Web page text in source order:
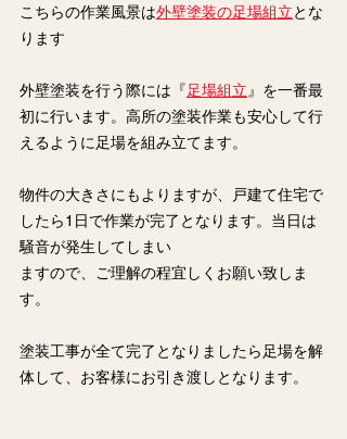
こちらの作業風景は外壁塗装の足場組立とな
ります
外壁塗装を行う際には『足場組立 』を一番最
初に行います。高所の塗装作業も安心して行
えるように足場を組み立てます。
物件の大きさにもよりますが、戸建て住宅で
したら1日で作業が完了となります。当日は
騒音が発生してしまい
ますので、ご理解の程宜しくお願い致しま
す。
塗装工事が全て完了となりましたら足場を解
体して、お客様にお引き渡しとなります。